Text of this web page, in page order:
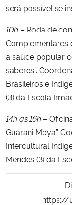
será possível se
10h – Roda de
Complementares
a saúde popular
saberes”.
Brasileiros e
(3) da Escola
14h às 16h –
Guarani Mbya”.
Intercultural
Mendes (3) da
https://